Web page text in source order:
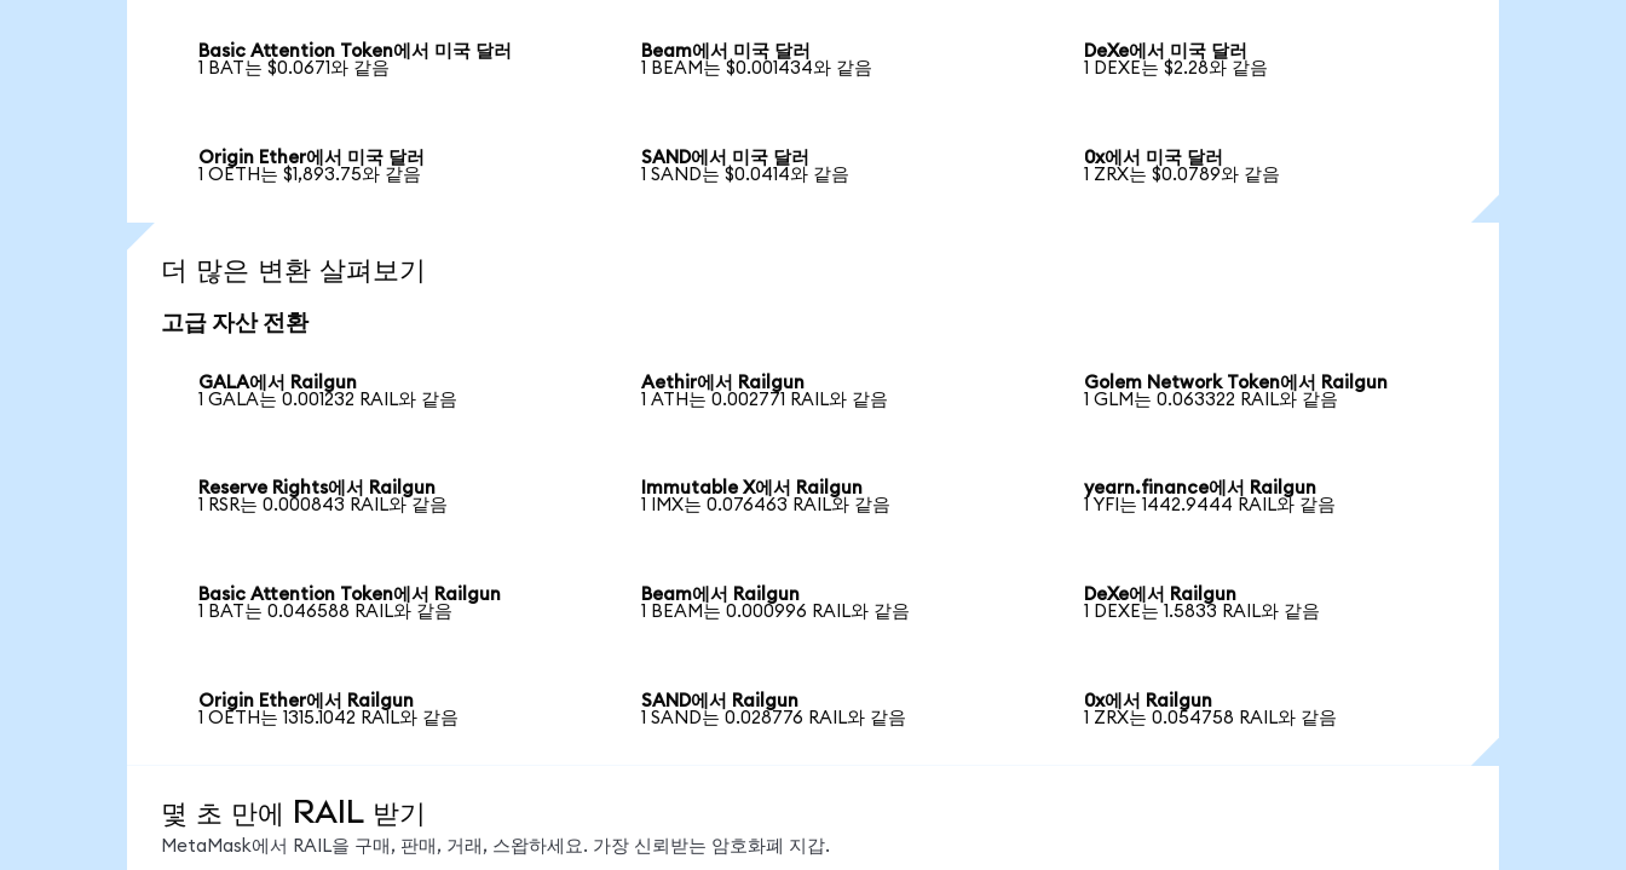
Basic Attention Token에서 미국 달러
1 BAT는 $0.0671와 같음
Beam에서 미국 달러
1 BEAM는 $0.001434와 같음
DeXe에서 미국 달러
1 DEXE는 $2.28와 같음
Origin Ether에서 미국 달러
1 OETH는 $1,893.75와 같음
SAND에서 미국 달러
1 SAND는 $0.0414와 같음
0x에서 미국 달러
1 ZRX는 $0.0789와 같음
더 많은 변환 살펴보기
고급 자산 전환
GALA에서 Railgun
1 GALA는 0.001232 RAIL와 같음
Aethir에서 Railgun
1 ATH는 0.002771 RAIL와 같음
Golem Network Token에서 Railgun
1 GLM는 0.063322 RAIL와 같음
Reserve Rights에서 Railgun
1 RSR는 0.000843 RAIL와 같음
Immutable X에서 Railgun
1 IMX는 0.076463 RAIL와 같음
yearn.finance에서 Railgun
1 YFI는 1442.9444 RAIL와 같음
Basic Attention Token에서 Railgun
1 BAT는 0.046588 RAIL와 같음
Beam에서 Railgun
1 BEAM는 0.000996 RAIL와 같음
DeXe에서 Railgun
1 DEXE는 1.5833 RAIL와 같음
Origin Ether에서 Railgun
1 OETH는 1315.1042 RAIL와 같음
SAND에서 Railgun
1 SAND는 0.028776 RAIL와 같음
0x에서 Railgun
1 ZRX는 0.054758 RAIL와 같음
몇 초 만에 RAIL 받기
MetaMask에서 RAIL을 구매, 판매, 거래, 스왑하세요. 가장 신뢰받는 암호화폐 지갑.